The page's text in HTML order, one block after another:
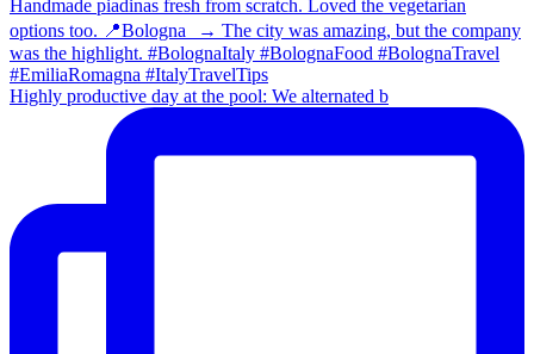
Highly productive day at the pool: We alternated b